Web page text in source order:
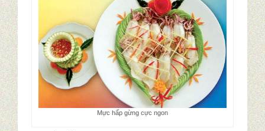
Đặc sản Quảng Ninh
Món Mực
Liên hệ
Mực hấp gừng cực ngon